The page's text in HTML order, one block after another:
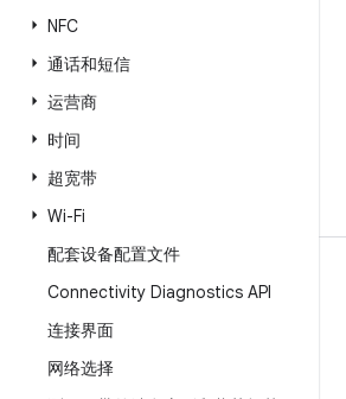
NFC
通话和短信
运营商
时间
超宽带
Wi-Fi
配套设备配置文件
Connectivity Diagnostics API
连接界面
网络选择
Android 代码库
要求